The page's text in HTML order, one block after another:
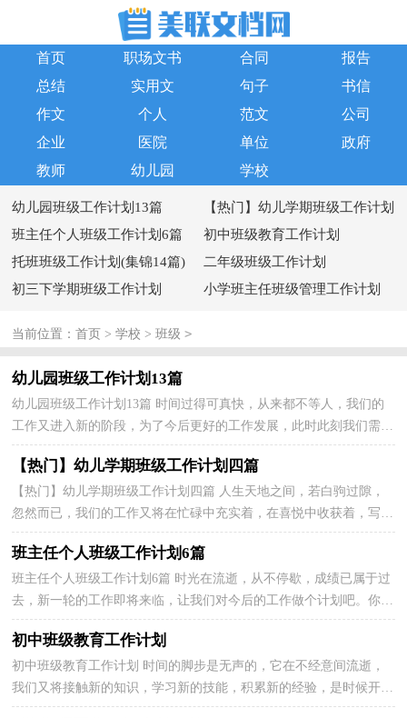
首页 职场文书 合同
报告
总结
实用文 句子
书信
作文
个人 范文
公司
企业
医院 单位
政府
教师
幼儿园 学校
幼儿园班级工作计划13篇
【热门】幼儿学期班级工作计划
四篇
班主任个人班级工作计划6篇
初中班级教育工作计划
托班班级工作计划(集锦14篇)
二年级班级工作计划
初三下学期班级工作计划
小学班主任班级管理工作计划
当前位置：首页 >学校 >班级 >
幼儿园班级工作计划13篇
幼儿园班级工作计划13篇 时间过得可真快，从来都不等人，我们的
工作又进入新的阶段，为了今后更好的工作发展，此时此刻我们需要
开始做一个计划。好的计划都具备一些什么特点呢？以下...
【热门】幼儿学期班级工作计划四篇
【热门】幼儿学期班级工作计划四篇 人生天地之间，若白驹过隙，
忽然而已，我们的工作又将在忙碌中充实着，在喜悦中收获着，写一
份计划，为接下来的工作做准备吧！好的计划都具备一些什么...
班主任个人班级工作计划6篇
班主任个人班级工作计划6篇 时光在流逝，从不停歇，成绩已属于过
去，新一轮的工作即将来临，让我们对今后的工作做个计划吧。你所
接触过的计划都是什么样子的呢？下面是小编精心整理的...
初中班级教育工作计划
初中班级教育工作计划 时间的脚步是无声的，它在不经意间流逝，
我们又将接触新的知识，学习新的技能，积累新的经验，是时候开始
制定计划了。那么我们该怎么去写计划呢？下面是小编整理...